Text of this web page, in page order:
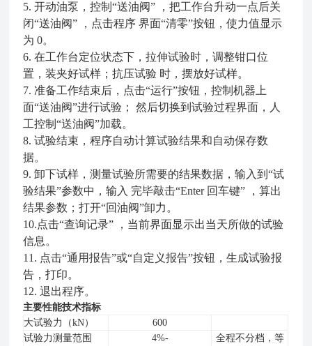
5. 开动油泵，控制“送油阀” ，把工作台升动一点后关
闭“送油阀” ，点击程序 界面“清零”按钮，使力值显示
为 0。
6. 在工作台定位状态下，拉伸试验时，调整钳口位
置，装夹好试样；抗压试验 时，摆放好试样。
7. 准备工作结束后，点击“运行”按钮，控制机器上
面“送油阀”进行试验； 然后切换到试验过程界面，人
工控制“送油阀”加载。
8. 试验结束，程序自动计算试验结果和自动保存数
据。
9. 卸下试样，测量试验所需要的结果数据，输入到“试
验结果”参数中，输入 完毕敲击“Enter 回车键” ，算出
结果参数；打开“回油阀”卸力。
10.点击“查询记录” ，当前界面显示出当天所做的试验
信息。
11. 点击“通用报告”或“自定义报告”按钮，生成试验报
告，打印。
12. 退出程序。
主要性能技术指标
大试验力
（kN）
600
试验力测量范围
4%-
全程不分档，等